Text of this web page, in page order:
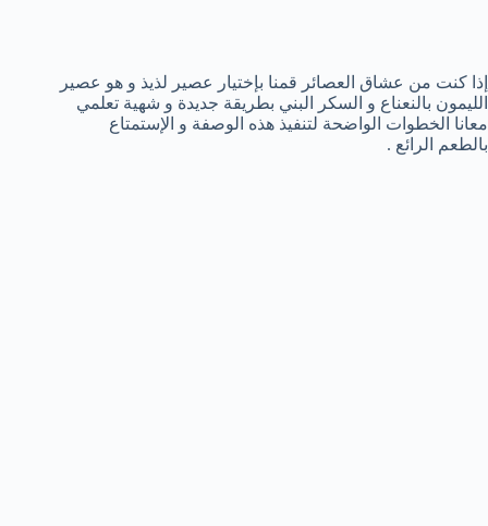
إذا كنت من عشاق العصائر قمنا بإختيار عصير لذيذ و هو عصير
الليمون بالنعناع و السكر البني بطريقة جديدة و شهية تعلمي
معانا الخطوات الواضحة لتنفيذ هذه الوصفة و الإستمتاع
بالطعم الرائع .